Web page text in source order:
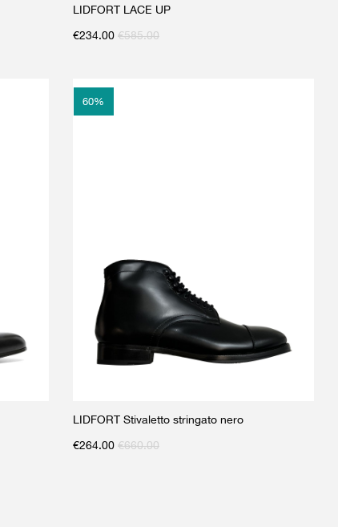
LIDFORT LACE UP
€234.00 €585.00
60%
LIDFORT Stivaletto stringato nero
€264.00 €660.00